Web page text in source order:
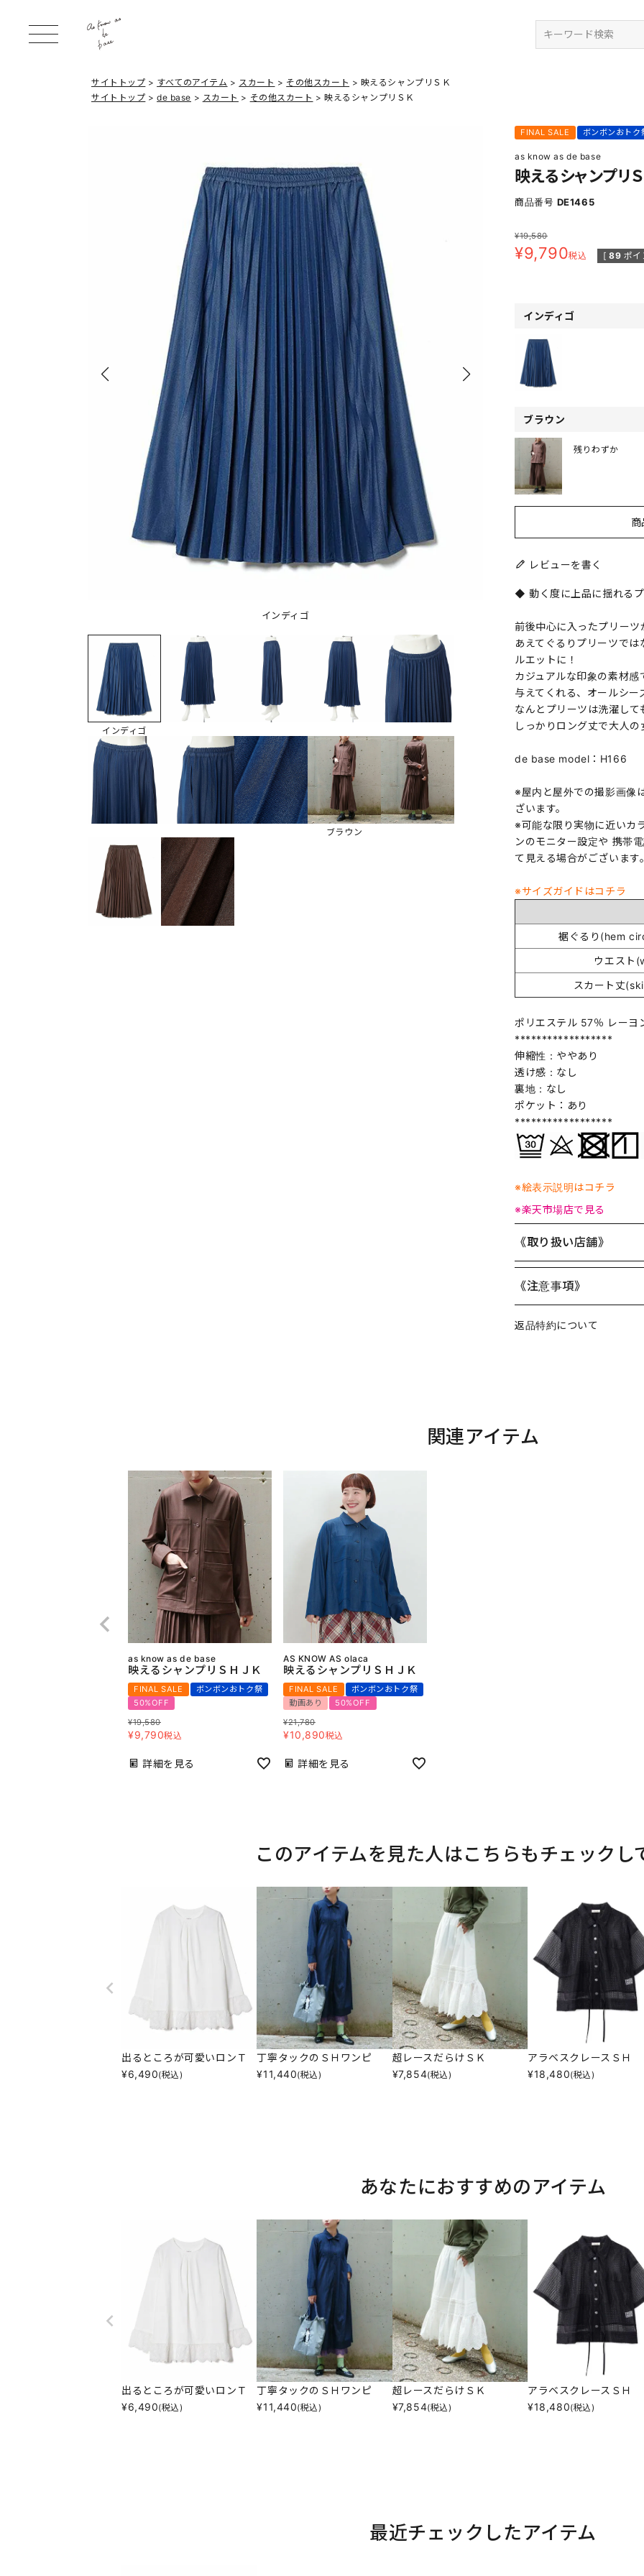
サイトトップ すべてのアイテム スカート その他スカート
映えるシャンプリＳＫ
サイトトップ
de base スカート その他スカート 映えるシャンプリＳＫ
インディゴ
インディゴ
ブラウン
FINAL SALE ボンボンおトク
as know as de base
映えるシャンプリ
商品番号 DE1465
¥19,580
¥9,790税込 [ 89 ポ
インディゴ
ブラウン
残りわずか
商
レビューを書く
◆ 動く度に上品に揺れる
前後中心に入ったプリー
あえてぐるりプリーツで
ルエットに！
カジュアルな印象の素材
与えてくれる、オールシ
なんとプリーツは洗濯して
しっかりロング丈で大人
de base model：H166
※屋内と屋外での撮影画像
ざいます。
※可能な限り実物に近いカ
ンのモニター設定や 携帯
て見える場合がございま
※サイズガイドはコチラ
裾ぐるり(hem
ウエスト
スカート丈
ポリエステル 57％ レー
******************
伸縮性：ややあり
透け感：なし
裏地：なし
ポケット：あり
******************
※絵表示説明はコチラ
※楽天市場店で見る
《取り扱い店舗》
《注意事項》
返品特約について
関連アイテム
as know as de base
映えるシャンプリＳＨＪＫ
FINAL SALE
ボンボンおトク祭
50%OFF
¥19,580
¥9,790税込
詳細を見る
AS KNOW AS olaca
映えるシャンプリＳＨＪＫ
FINAL SALE
ボンボンおトク祭
動画あり
50%OFF
¥21,780
¥10,890税込
詳細を見る
このアイテムを見た人はこちらもチェックし
出るところが可愛いロンＴ
¥6,490(税込)
丁寧タックのＳＨワンピ
¥11,440(税込)
超レースだらけＳＫ
¥7,854(税込)
アラベスクレースＳＨ
¥18,480(税込)
あなたにおすすめのアイテム
出るところが可愛いロンＴ
¥6,490(税込)
丁寧タックのＳＨワンピ
¥11,440(税込)
超レースだらけＳＫ
¥7,854(税込)
アラベスクレースＳＨ
¥18,480(税込)
最近チェックしたアイテム